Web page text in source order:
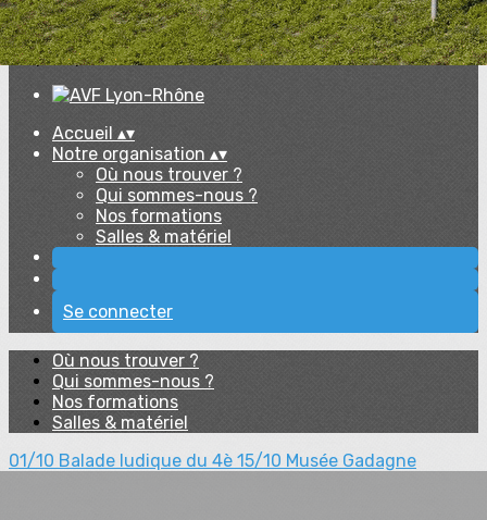
Ajoutez un logo, un bouton, des réseaux sociaux
Cliquez pour éditer
Accueil ▴▾
Notre organisation ▴▾
Où nous trouver ?
Qui sommes-nous ?
Nos formations
Salles & matériel
Se connecter
Où nous trouver ?
Qui sommes-nous ?
Nos formations
Salles & matériel
01/10 Balade ludique du 4è 15/10 Musée Gadagne